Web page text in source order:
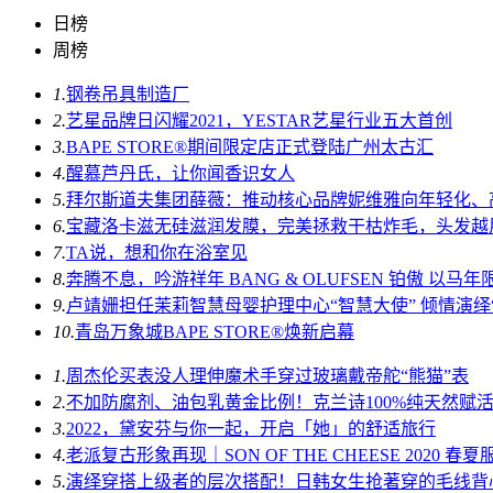
日榜
周榜
1.钢卷吊具制造厂
2.艺星品牌日闪耀2021，YESTAR艺星行业五大首创
3.BAPE STORE®期间限定店正式登陆广州太古汇
4.醒慕芦丹氏，让你闻香识女人
5.拜尔斯道夫集团薛薇：推动核心品牌妮维雅向年轻化
6.宝藏洛卡滋无硅滋润发膜，完美拯救干枯炸毛，头发
7.TA说，想和你在浴室见
8.奔腾不息，吟游祥年 BANG & OLUFSEN 铂傲 以马年
9.卢靖姗担任茉莉智慧母婴护理中心“智慧大使” 倾情演绎
10.青岛万象城BAPE STORE®焕新启幕
1.周杰伦买表没人理伸魔术手穿过玻璃戴帝舵“熊猫”表
2.不加防腐剂、油包乳黄金比例！克兰诗100%纯天然赋
3.2022，黛安芬与你一起，开启「她」的舒适旅行
4.老派复古形象再现｜SON OF THE CHEESE 2020 春夏
5.演绎穿搭上级者的层次搭配！日韩女生抢著穿的毛线